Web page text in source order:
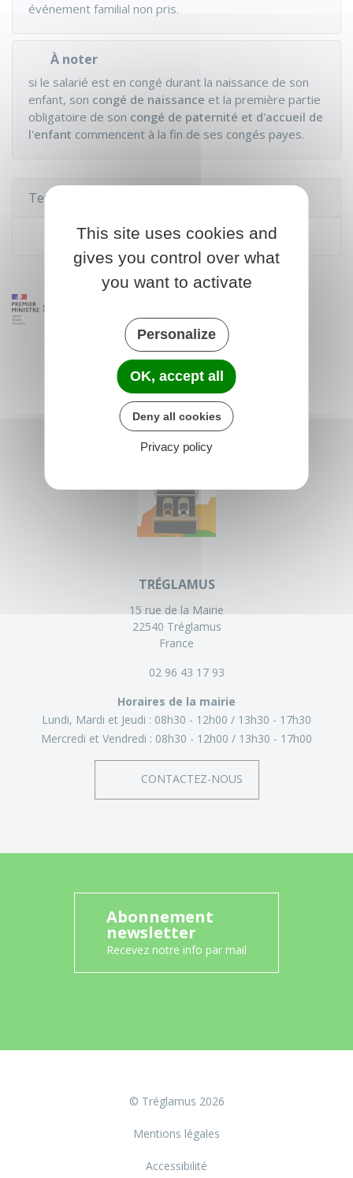
événement familial non pris.
À noter
si le salarié est en congé durant la naissance de son
enfant, son congé de naissance et la première partie
obligatoire de son congé de paternité et d'accueil de
l'enfant commencent à la fin de ses congés payes.
Textes de référence
Code du travail : articles L3142-1 à L3142-3
TRÉGLAMUS
15 rue de la Mairie
22540 Tréglamus
France
02 96 43 17 93
Horaires de la mairie
Lundi, Mardi et Jeudi : 08h30 - 12h00
13h30 - 17h30
Mercredi et Vendredi : 08h30 - 12h00 13h30 - 17h00
CONTACTEZ-NOUS
Abonnement
newsletter
Recevez notre info par mail
© Tréglamus 2026
Mentions légales
Accessibilité
This site uses cookies and
gives you control over what
you want to activate
Personalize
OK, accept all
Deny all cookies
Privacy policy